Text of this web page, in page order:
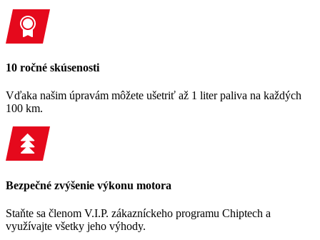
10 ročné skúsenosti
Vďaka našim úpravám môžete ušetriť až 1 liter paliva na každých
100 km.
Bezpečné zvýšenie výkonu motora
Staňte sa členom V.I.P. zákazníckeho programu Chiptech a
využívajte všetky jeho výhody.